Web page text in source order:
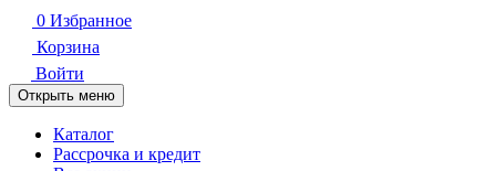
0 Избранное
Корзина
Войти
Открыть меню
Каталог
Рассрочка и кредит